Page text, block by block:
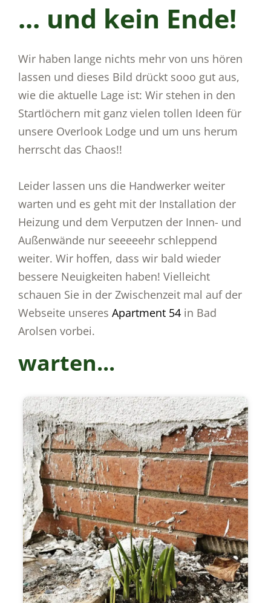
... und kein Ende!
Wir haben lange nichts mehr von uns hören
lassen und dieses Bild drückt sooo gut aus,
wie die aktuelle Lage ist: Wir stehen in den
Startlöchern mit ganz vielen tollen Ideen für
unsere Overlook Lodge und um uns herum
herrscht das Chaos!!
Leider lassen uns die Handwerker weiter
warten und es geht mit der Installation der
Heizung und dem Verputzen der Innen- und
Außenwände nur seeeeehr schleppend
weiter. Wir hoffen, dass wir bald wieder
bessere Neuigkeiten haben! Vielleicht
schauen Sie in der Zwischenzeit mal auf der
Webseite unseres Apartment 54 in Bad
Arolsen vorbei.
warten...